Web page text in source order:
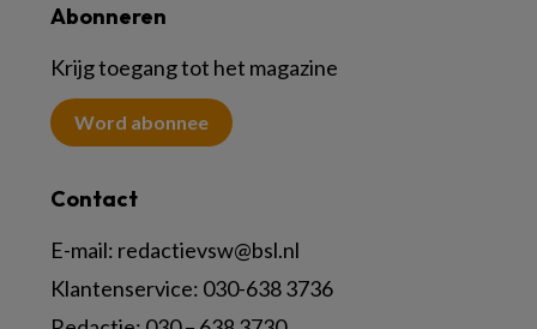
Abonneren
Krijg toegang tot het magazine
Word abonnee
Contact
E-mail: redactievsw@bsl.nl
Klantenservice: 030-638 3736